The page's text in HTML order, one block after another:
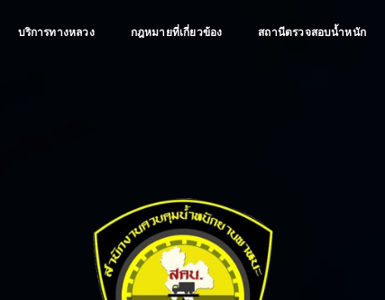
บริการทางหลวง กฎหมายที่เกี่ยวข้อง สถานีตรวจสอบน้ำหนัก